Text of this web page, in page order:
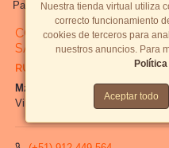
Para Colegios
Mobiliario
CORPORACIÓN
SAC
RUC:
Mz.III Lt. 1 Parcela 3-A, Villa
Villa El Salvador,
Lima, Lima ,
Nuestra tienda virtual utiliza
correcto funcionamiento
cookies de terceros para
nuestros anuncios. Para
Aceptar todo